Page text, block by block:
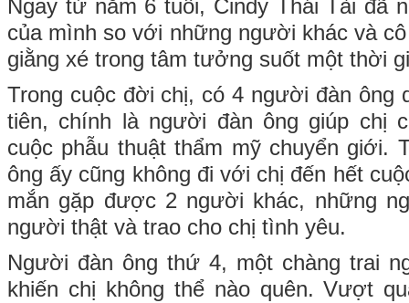
Ngay từ năm 6 tuổi, Cindy Thái Tài đã
của mình so với những người khác và
giằng xé trong tâm tưởng suốt một thời
Trong cuộc đời chị, có 4 người đàn ông
tiên, chính là người đàn ông giúp chị
cuộc phẫu thuật thẩm mỹ chuyển giới.
ông ấy cũng không đi với chị đến hết
mắn gặp được 2 người khác, những
người thật và trao cho chị tình yêu.
Người đàn ông thứ 4, một chàng trai
khiến chị không thể nào quên. Vượt